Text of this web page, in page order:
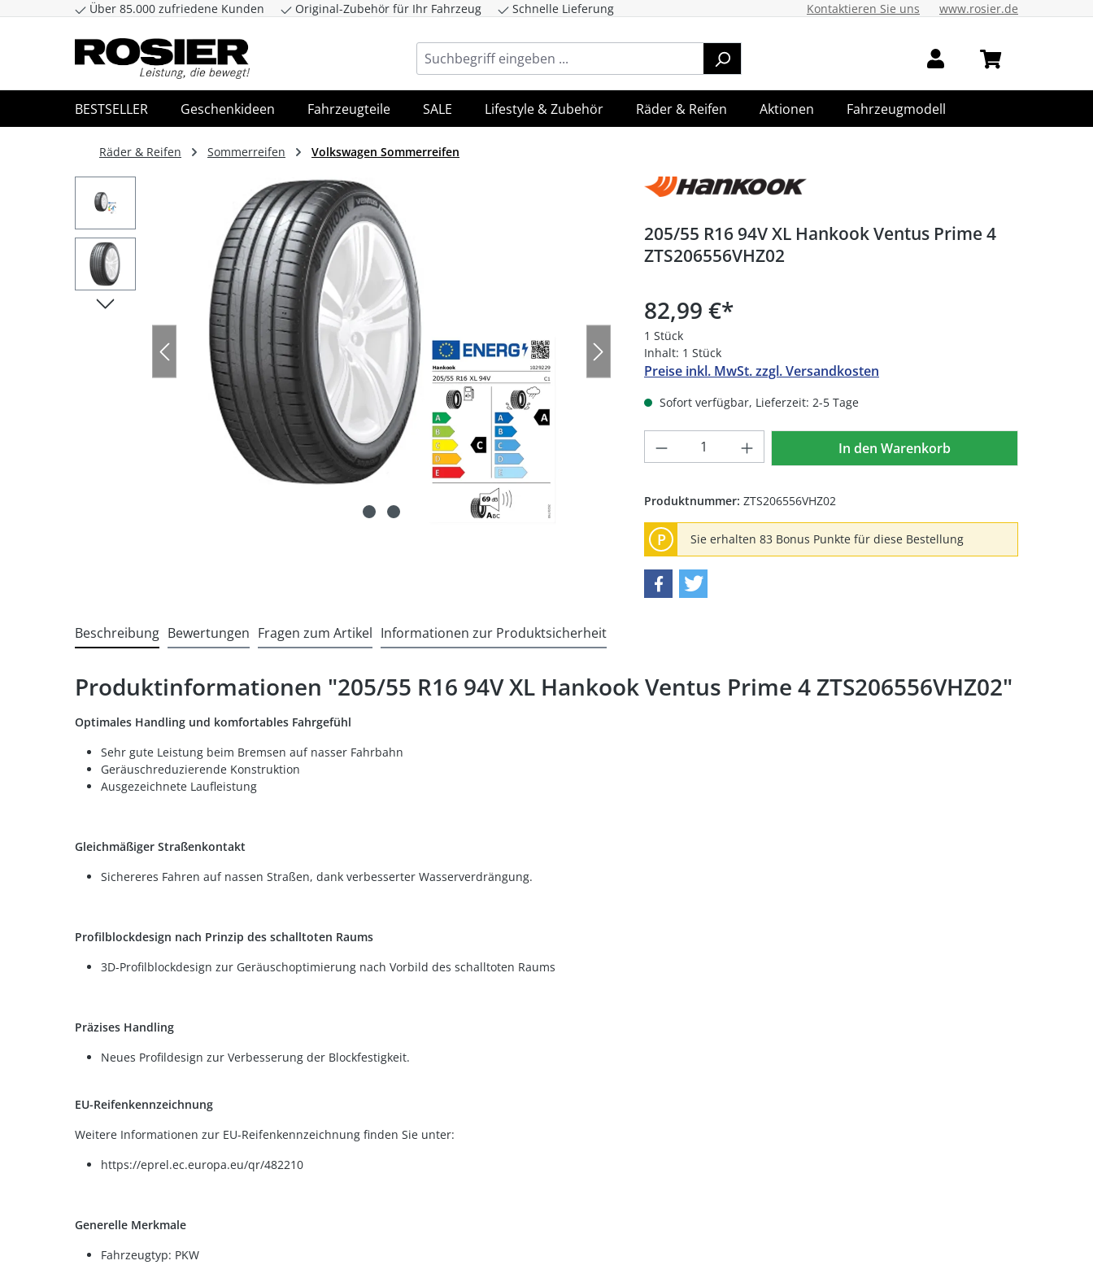
Zum Hauptinhalt springen Zur Suche springen Zur Hauptnavigation springen
Über 85.000 zufriedene Kunden Original-Zubehör für Ihr Fahrzeug Schnelle Lieferung Kontaktieren Sie uns www.rosier.de
BESTSELLER Geschenkideen Fahrzeugteile SALE Lifestyle & Zubehör Räder & Reifen Aktionen Fahrzeugmodell
Räder & Reifen Sommerreifen Volkswagen Sommerreifen
205/55 R16 94V XL Hankook Ventus Prime 4
ZTS206556VHZ02
82,99 €*
1 Stück
Inhalt: 1 Stück
Preise inkl. MwSt. zzgl. Versandkosten
Sofort verfügbar, Lieferzeit: 2-5 Tage
Produkt Anzahl: Gib den gewünschten Wert
In den Warenkorb
Produktnummer: ZTS206556VHZ02
P Sie erhalten 83 Bonus Punkte für diese Bestellung
Beschreibung Bewertungen Fragen zum Artikel Informationen zur Produktsicherheit
Produktinformationen "205/55 R16 94V XL Hankook Ventus Prime 4 ZTS206556VHZ02"
Optimales Handling und komfortables Fahrgefühl
Sehr gute Leistung beim Bremsen auf nasser Fahrbahn
Geräuschreduzierende Konstruktion
Ausgezeichnete Laufleistung
Gleichmäßiger Straßenkontakt
Sichereres Fahren auf nassen Straßen, dank verbesserter Wasserverdrängung.
Profilblockdesign nach Prinzip des schalltoten Raums
3D-Profilblockdesign zur Geräuschoptimierung nach Vorbild des schalltoten Raums
Präzises Handling
Neues Profildesign zur Verbesserung der Blockfestigkeit.
EU-Reifenkennzeichnung
Weitere Informationen zur EU-Reifenkennzeichnung finden Sie unter:
https://eprel.ec.europa.eu/qr/482210
Generelle Merkmale
Fahrzeugtyp: PKW